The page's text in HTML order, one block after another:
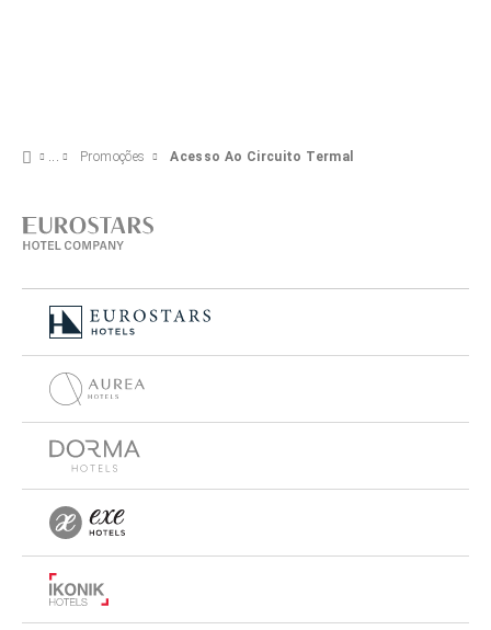
Promoções Acesso Ao Circuito Termal